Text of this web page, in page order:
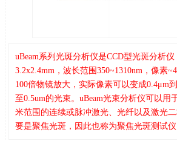
uBeam系列光斑分析仪是CCD型光斑分析仪
3.2x2.4mm，波长范围350~1310nm，像素
100倍物镜放大，实际像素可以变成0.4μm
至0.5um的光束。uBeam光束分析仪可以用
米范围的连续或脉冲激光、光纤以及激光
要是聚焦光斑，因此也称为聚焦光斑测试仪